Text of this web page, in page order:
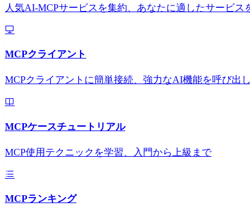
人気AI-MCPサービスを集約、あなたに適したサービス
MCPクライアント
MCPクライアントに簡単接続、強力なAI機能を呼び出し
MCPケースチュートリアル
MCP使用テクニックを学習、入門から上級まで
MCPランキング